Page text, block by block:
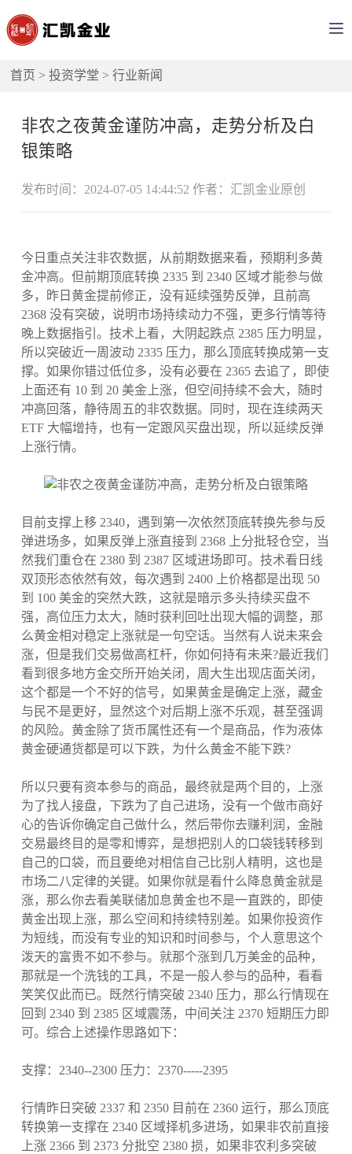
首页 >投资学堂 >行业新闻
非农之夜黄金谨防冲高，走势分析及白
银策略
发布时间：2024-07-05 14:44:52 作者：汇凯金业原创
今日重点关注非农数据，从前期数据来看，预期利多黄
金冲高。但前期顶底转换 2335 到 2340 区域才能参与做
多，昨日黄金提前修正，没有延续强势反弹，且前高
2368 没有突破，说明市场持续动力不强，更多行情等待
晚上数据指引。技术上看，大阴起跌点 2385 压力明显，
所以突破近一周波动 2335 压力，那么顶底转换成第一支
撑。如果你错过低位多，没有必要在 2365 去追了，即使
上面还有 10 到 20 美金上涨，但空间持续不会大，随时
冲高回落，静待周五的非农数据。同时，现在连续两天
ETF 大幅增持，也有一定跟风买盘出现，所以延续反弹
上涨行情。
目前支撑上移 2340，遇到第一次依然顶底转换先参与反
弹进场多，如果反弹上涨直接到 2368 上分批轻仓空，当
然我们重仓在 2380 到 2387 区域进场即可。技术看日线
双顶形态依然有效，每次遇到 2400 上价格都是出现 50
到 100 美金的突然大跌，这就是暗示多头持续买盘不
强，高位压力太大，随时获利回吐出现大幅的调整，那
么黄金相对稳定上涨就是一句空话。当然有人说未来会
涨，但是我们交易做高杠杆，你如何持有未来?最近我们
看到很多地方金交所开始关闭，周大生出现店面关闭，
这个都是一个不好的信号，如果黄金是确定上涨，藏金
与民不是更好，显然这个对后期上涨不乐观，甚至强调
的风险。黄金除了货币属性还有一个是商品，作为液体
黄金硬通货都是可以下跌，为什么黄金不能下跌?
所以只要有资本参与的商品，最终就是两个目的，上涨
为了找人接盘，下跌为了自己进场，没有一个做市商好
心的告诉你确定自己做什么，然后带你去赚利润，金融
交易最终目的是零和博弈，是想把别人的口袋钱转移到
自己的口袋，而且要绝对相信自己比别人精明，这也是
市场二八定律的关键。如果你就是看什么降息黄金就是
涨，那么你去看美联储加息黄金也不是一直跌的，即使
黄金出现上涨，那么空间和持续特别差。如果你投资作
为短线，而没有专业的知识和时间参与，个人意思这个
泼天的富贵不如不参与。就那个涨到几万美金的品种，
那就是一个洗钱的工具，不是一般人参与的品种，看看
笑笑仅此而已。既然行情突破 2340 压力，那么行情现在
回到 2340 到 2385 区域震荡，中间关注 2370 短期压力即
可。综合上述操作思路如下：
支撑：2340--2300 压力：2370-----2395
行情昨日突破 2337 和 2350 目前在 2360 运行，那么顶底
转换第一支撑在 2340 区域择机多进场，如果非农前直接
上涨 2366 到 2373 分批空 2380 损，如果非农利多突破